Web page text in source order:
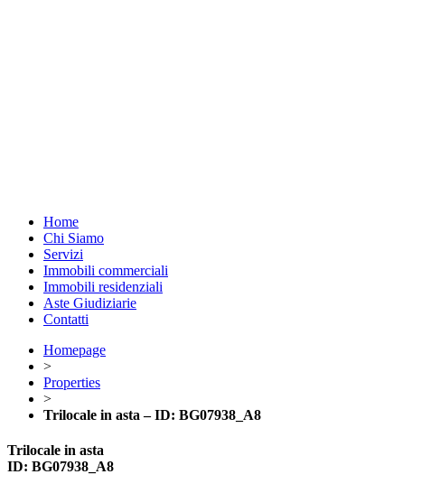
Home
Chi Siamo
Servizi
Immobili commerciali
Immobili residenziali
Aste Giudiziarie
Contatti
Homepage
>
Properties
>
Trilocale in asta – ID: BG07938_A8
Trilocale in asta
ID: BG07938_A8